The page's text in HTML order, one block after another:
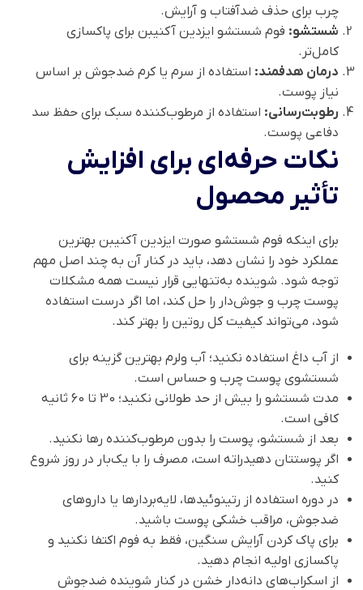
چرب برای حذف ضدآفتاب و آرایش.
شستشو: فوم شستشو ایزدین آکنیبن برای پاکسازی
کامل‌تر.
درمان هدفمند: استفاده از سرم یا کرم ضدجوش بر اساس
نیاز پوست.
رطوبت‌رسانی: استفاده از مرطوب‌کننده سبک برای حفظ سد
دفاعی پوست.
نکات حرفه‌ای برای افزایش
تأثیر محصول
برای اینکه فوم شستشو صورت ایزدین آکنیبن بهترین
عملکرد خود را نشان دهد، باید در کنار آن به چند اصل مهم
توجه شود. شوینده به‌تنهایی قرار نیست همه مشکلات
پوست چرب و جوش‌دار را حل کند، اما اگر درست استفاده
شود، می‌تواند کیفیت کل روتین را بهتر کند.
از آب داغ استفاده نکنید؛ آب ولرم بهترین گزینه برای
شستشوی پوست چرب و حساس است.
مدت شستشو را بیش از حد طولانی نکنید؛ 30 تا 60 ثانیه
کافی است.
بعد از شستشو، پوست را بدون مرطوب‌کننده رها نکنید.
اگر پوستتان دهیدراته است، مصرف را با یک‌بار در روز شروع
کنید.
در دوره استفاده از رتینوئیدها، لایه‌بردارها یا داروهای
ضدجوش، مراقب خشکی پوست باشید.
برای پاک کردن آرایش سنگین، فقط به فوم اکتفا نکنید و
پاکسازی اولیه انجام دهید.
از اسکراب‌های دانه‌دار خشن در کنار شوینده ضدجوش